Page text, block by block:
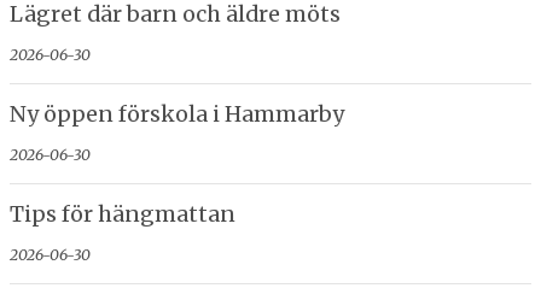
Lägret där barn och äldre möts
2026-06-30
Ny öppen förskola i Hammarby
2026-06-30
Tips för hängmattan
2026-06-30